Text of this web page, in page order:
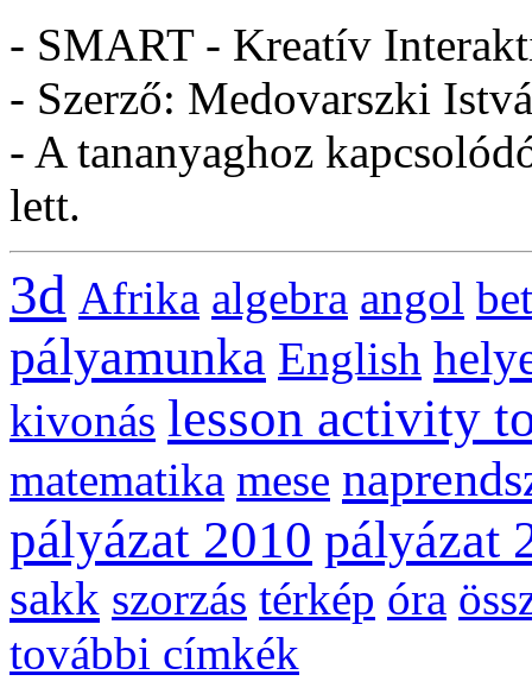
- SMART - Kreatív
- Szerző: Medovarszki
- A tananyaghoz
lett.
3d Afrika algebra angol
pályamunka English
kivonás lesson activity
matematika mese
pályázat 2010 pályázat
sakk szorzás térkép óra
további címkék